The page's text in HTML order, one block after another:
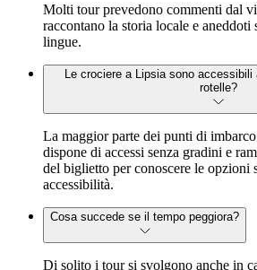
Molti tour prevedono commenti dal
raccontano la storia locale e aneddoti
lingue.
Le crociere a Lipsia sono
rotelle?
La maggior parte dei punti di
dispone di accessi senza gradini e
del biglietto per conoscere le opzioni
accessibilità.
Cosa succede se il tempo peggiora?
Di solito i tour si svolgono anche in